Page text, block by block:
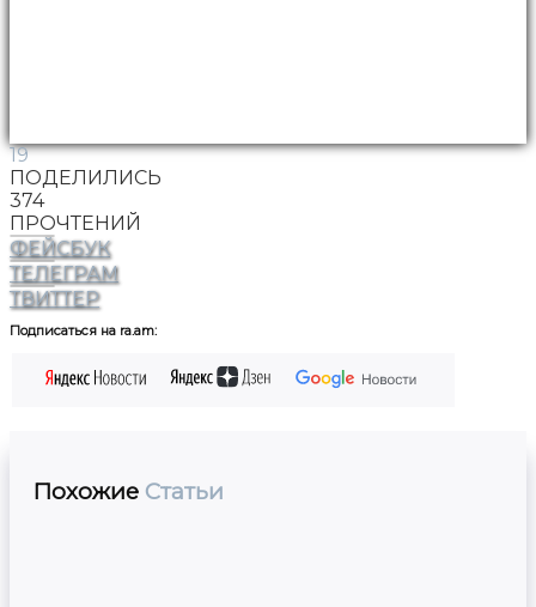
19
ПОДЕЛИЛИСЬ
374
ПРОЧТЕНИЙ
ФЕЙСБУК
ТЕЛЕГРАМ
ТВИТТЕР
Подписаться на ra.am:
Похожие Статьи